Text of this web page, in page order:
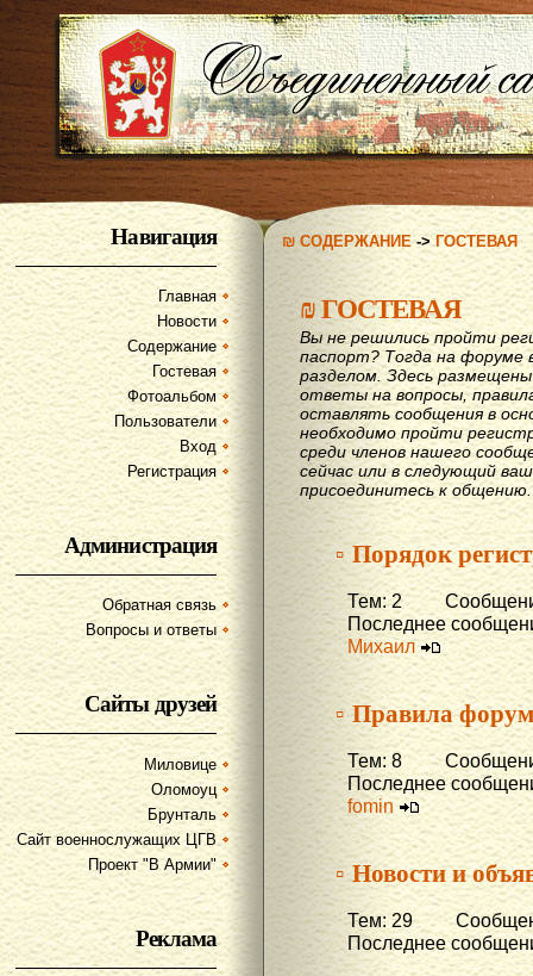
Навигация
Главная
Новости
Содержание
Гостевая
Фотоальбом
Пользователи
Вход
Регистрация
Администрация
Обратная связь
Вопросы и ответы
Сайты друзей
Миловице
Оломоуц
Брунталь
Сайт военнослужащих ЦГВ
Проект "В Армии"
Реклама
₪ СОДЕРЖАНИЕ->ГОСТЕВАЯ
₪ГОСТЕВАЯ
Вы не решились пройти
паспорт? Тогда на форуме
разделом. Здесь
ответы на вопросы,
оставлять сообщения в
необходимо пройти
среди членов нашего
сейчас или в следующий
присоединитесь к общению.
▫ Порядок
Тем: 2
Последнее
Михаил
▫ Правила
Тем: 8
Последнее
fomin
▫ Новости и
Тем: 29
Последнее